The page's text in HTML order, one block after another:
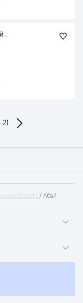
.
21
область Абай